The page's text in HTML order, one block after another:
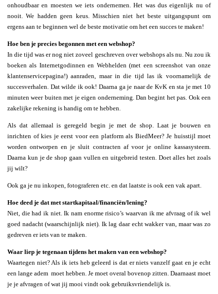
onhoudbaar en moesten we iets ondernemen. Het was dus eigenlijk nu of
nooit. We hadden geen keus. Misschien niet het beste uitgangspunt om
ergens aan te beginnen wel de beste motivatie om het een succes te maken!
Hoe ben je precies begonnen met een webshop?
In die tijd was er nog niet zoveel geschreven over webshops als nu. Nu zou ik
boeken als Internetgodinnen en Webhelden (met een screenshot van onze
klantenservicepagina!) aanraden, maar in die tijd las ik voornamelijk de
succesverhalen. Dat wilde ik ook! Daarna ga je naar de KvK en sta je met 10
minuten weer buiten met je eigen onderneming. Dan begint het pas. Ook een
zakelijke rekening is handig om te hebben.
Als dat allemaal is geregeld begin je met de shop. Laat je bouwen en
inrichten of kies je eerst voor een platform als BiedMeer? Je huisstijl moet
worden ontworpen en je sluit contracten af voor je online kassasysteem.
Daarna kun je de shop gaan vullen en uitgebreid testen. Doet alles het zoals
jij wilt?
Ook ga je nu inkopen, fotograferen etc. en dat laatste is ook een vak apart.
Hoe deed je dat met startkapitaal/financiën/lening?
Niet, die had ik niet. Ik nam enorme risico’s waarvan ik me afvraag of ik wel
goed nadacht (waarschijnlijk niet). Ik lag daar echt wakker van, maar was zo
gedreven er iets van te maken.
Waar liep je tegenaan tijdens het maken van een webshop?
Waartegen niet? Als ik iets heb geleerd is dat er niets vanzelf gaat en je echt
een lange adem moet hebben. Je moet overal bovenop zitten. Daarnaast moet
je je afvragen of wat jij mooi vindt ook gebruiksvriendelijk is.